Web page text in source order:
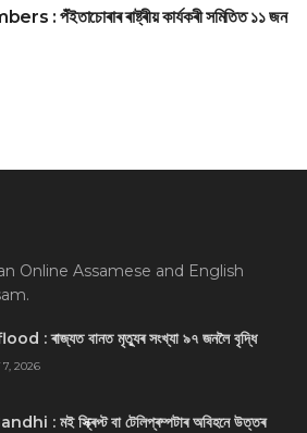
ৰাষ্ট্ৰীয় কাৰ্যকৰী সমিতিত ১১ জন
Online Assamese and English
: ৰাজ্যত বানত মৃত্যুৰ সংখ্যা ৯৭ জনলৈ বৃদ্ধি
7, 2026
: মই স্ক্ৰিপ্ট বা টেলিপ্ৰম্পটাৰ অবিহনে উত্তৰ